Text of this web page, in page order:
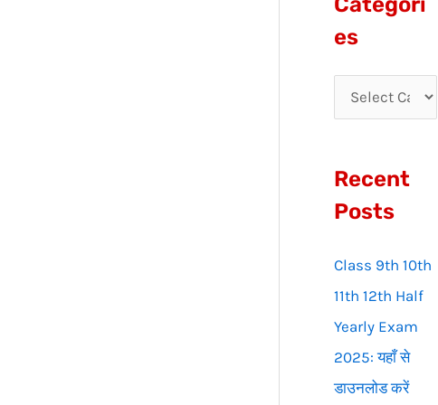
f
r
:
es
Recent
Posts
Class 9th 10th
11th 12th Half
Yearly Exam
2025: यहाँ से
डाउनलोड करें